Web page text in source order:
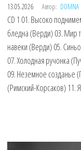
13.05.2026 Автор: DOMNA
CD 1 01. Высоко
бледна (Верди) 03. Мир
навеки (Верди) 05.
07. Холодная ручонка
09. Неземное созданье
(Римский-Корсаков) 11.